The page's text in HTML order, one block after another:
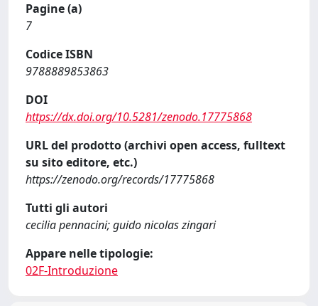
Pagine (a)
7
Codice ISBN
9788889853863
DOI
https://dx.doi.org/10.5281/zenodo.17775868
URL del prodotto (archivi open access, fulltext
su sito editore, etc.)
https://zenodo.org/records/17775868
Tutti gli autori
cecilia pennacini; guido nicolas zingari
Appare nelle tipologie:
02F-Introduzione